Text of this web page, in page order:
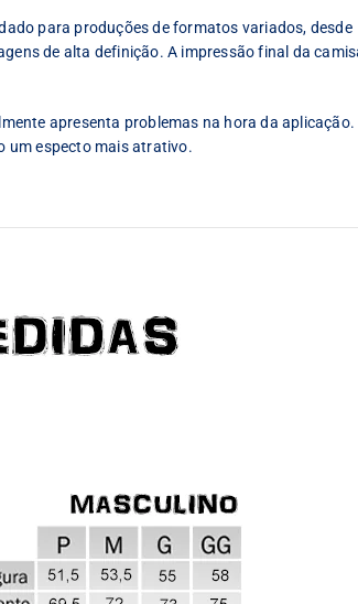
para produções de formatos variados, desde
de alta definição. A impressão final da
apresenta problemas na hora da aplicação.
um especto mais atrativo.